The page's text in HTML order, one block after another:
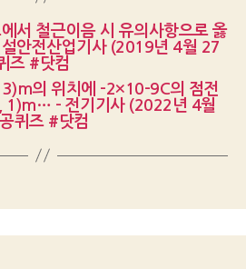
서 철근이음 시 유의사항으로 옳
설안전산업기사 (2019년 4월 27
즈 #닷컴
의 위치에 -2×10-9C의 점전
1)m… – 전기기사 (2022년 4월
퀴즈 #닷컴